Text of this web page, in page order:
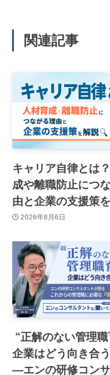
関連記事
キャリア自律とは
成や離職防止につ
由と企業の支援策
2026年8月6日
“正解のない管理
企業はどう向き合
―エンの研修コン